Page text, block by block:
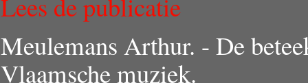
Meulemans Arthur. - De
Vlaamsche muziek.